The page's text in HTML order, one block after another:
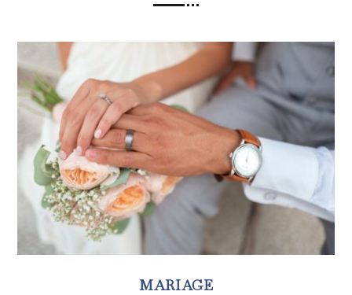
MARIAGE